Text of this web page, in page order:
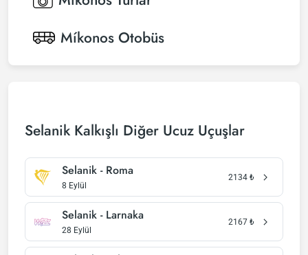
Míkonos Otobüs
Selanik Kalkışlı Diğer Ucuz Uçuşlar
Selanik - Roma
8 Eylül
2134 ₺
Selanik - Larnaka
28 Eylül
2167 ₺